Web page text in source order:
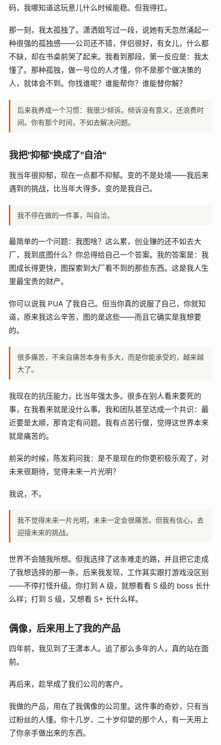
码，我哪知道这玩意儿什么时候能稳。但我得扛。
那一刻，我太孤独了。潇洒姐写过一段，说她有天忽然涌起一
种很强的孤独感——公司还不错，伴侣很好，有女儿，什么都
不缺，却在书桌前哭了起来。我看到那段，第一反应是：我太
懂了。那种孤独，做一号位的人才懂，你不是那个做决策的
人，就体会不到。你找谁呢？谁能帮你？谁能替你解？
后来我养成一个习惯：我很少倾诉。倾诉没有意义，还浪费时
间。你有那个时间，不如去解决问题。
我把"抑郁"换成了"自洽"
我当年很抑郁，现在一点都不抑郁。变的不是处境——我后来
遇到的挑战，比当年大得多。变的是我自己。
我不停在做的一件事，叫自洽。
最简单的一个问题：我图啥？这么累，创业赚的还不如去大
厂，我到底图什么？你总得给自己一个答案。我的答案是：我
图成长得更快，图探索到大厂看不到的那些东西。这是我人生
里最宝贵的财产。
你可以说我 PUA 了我自己。但当你真的说服了自己，你就知
道，原来我这么辛苦，图的是这些——而且它确实是我想要
的。
很多痛苦，不来自痛苦本身有多大，而是你能承受的，越来越
大了。
我现在的抗压能力，比当年强太多。很多在别人看来要死的
事，在我看来就是没什么事。我和团队甚至达成一个共识：最
近要是太顺，那肯定有问题。我有点苦行僧，觉得这世界本来
就是痛苦的。
前采的时候，陈发莉问我：是不是现在的你更积极乐观了，对
未来很期待，觉得未来一片光明？
我说，不。
我不觉得未来一片光明，未来一定会很痛苦。但我有信心，去
迎接未来的挑战。
世界不会随我所想。但我选择了这条难走的路，并且把它走成
了我想选择的那一条。后来我发现，工作其实跟打游戏没区别
——不停打怪升级。你打到 A 级，就想看看 S 级的 boss 长什
么样；打到 S 级，又想看 S+ 长什么样。
偶像，后来用上了我的产品
四年前，我见到了王潇本人。追了那么多年的人，真的站在面
前。
再后来，趁早成了我们公司的客户。
我做的产品，用在了我偶像的公司里。这件事的奇妙，只有当
过粉丝的人懂。你十几岁、二十岁仰望的那个人，有一天用上
了你亲手做出来的东西。